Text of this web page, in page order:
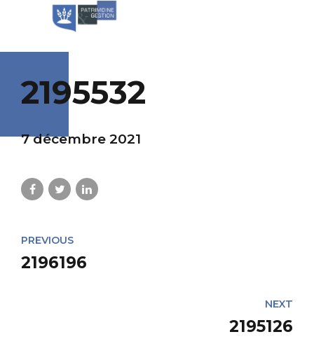
2195532
7 décembre 2021
PREVIOUS
2196196
NEXT
2195126